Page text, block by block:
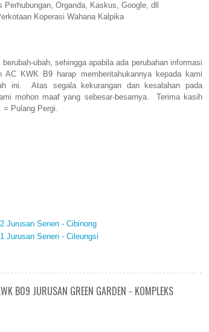
Organda, Kaskus, Google, dll
Koperasi Wahana Kalpika
ubah, sehingga apabila ada perubahan informasi
AC KWK B9 harap memberitahukannya kepada kami
ini. Atas segala kekurangan dan kesalahan pada
mohon maaf yang sebesar-besarnya. Terima kasih
= Pulang Pergi.
Jurusan Senen - Cibinong
Jurusan Senen - Cileungsi
B09 JURUSAN GREEN GARDEN - KOMPLEKS